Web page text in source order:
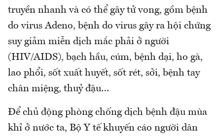
truyền nhanh và có thể gây tử vong, gồm bệnh
do virus Adeno, bệnh do virus gây ra hội chứng
suy giảm miễn dịch mắc phải ở người
(HIV/AIDS), bạch hầu, cúm, bệnh dại, ho gà,
lao phổi, sốt xuất huyết, sốt rét, sởi, bệnh tay
chân miệng, thuỷ đậu…
Để chủ động phòng chống dịch bệnh đậu mùa
khỉ ở nước ta, Bộ Y tế khuyến cáo người dân